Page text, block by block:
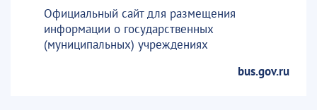
Официальный сайт для размещения
информации о государственных
(муниципальных) учреждениях
bus.gov.ru